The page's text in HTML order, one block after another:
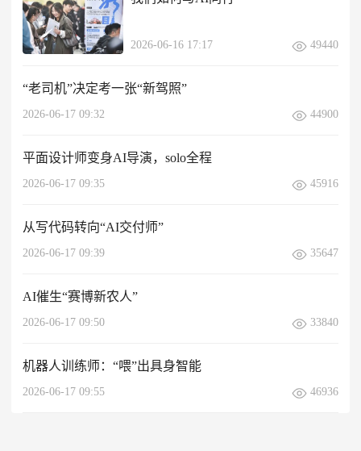
2026-06-16 17:17 49440
“老司机”决定考一张“新驾照”
2026-06-17 09:32 44900
平面设计师变身AI导演，solo全程
2026-06-17 09:35 45916
从写代码转向“AI交付师”
2026-06-17 09:39 35647
AI催生“赛博新农人”
2026-06-17 09:50 33840
机器人训练师：“喂”出具身智能
2026-06-17 09:55 46936